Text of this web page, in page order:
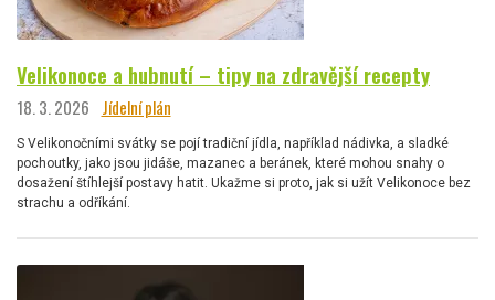
Velikonoce a hubnutí – tipy na zdravější recepty
18. 3. 2026 Jídelní plán
S Velikonočními svátky se pojí tradiční jídla, například nádivka, a sladké
pochoutky, jako jsou jidáše, mazanec a beránek, které mohou snahy o
dosažení štíhlejší postavy hatit. Ukažme si proto, jak si užít Velikonoce bez
strachu a odříkání.